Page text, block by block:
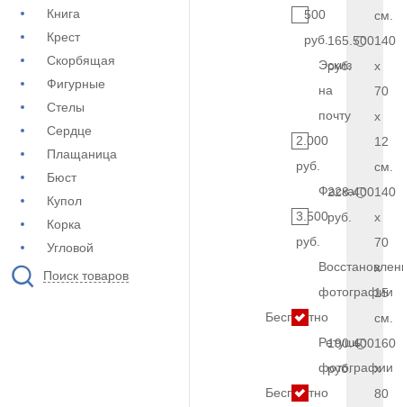
Книга
Крест
Скорбящая
Фигурные
Стелы
Сердце
Плащаница
Бюст
Купол
Корка
Угловой
Поиск товаров
500
руб.
Эскиз
на
почту
2.000
руб.
Фаска
3.500
руб.
фотографии
Бесплатно
Ретушь
фотографии
Бесплатно
см.
165.500
руб.
140
x
70
x
12
см.
228.400
руб.
140
x
70
x
15
см.
190.400
руб.
160
x
80